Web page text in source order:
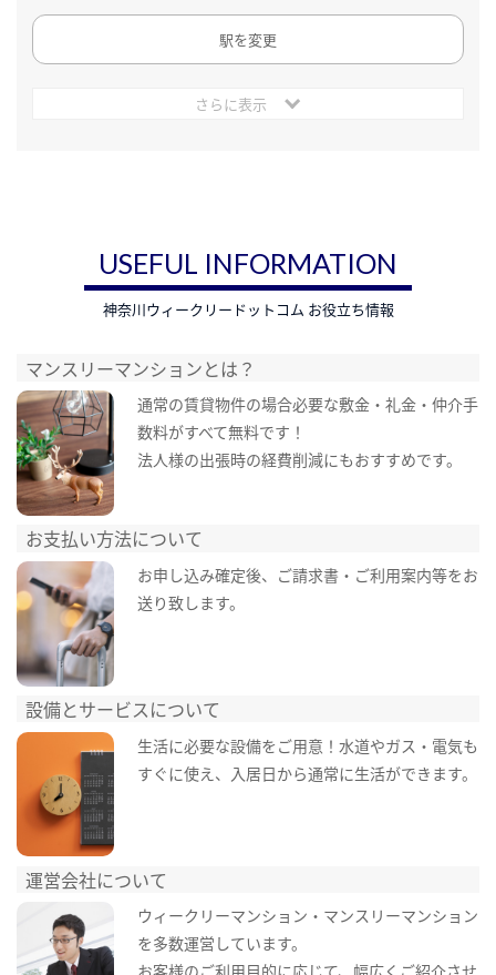
駅を変更
さらに表示
USEFUL INFORMATION
神奈川ウィークリードットコム お役立ち情報
マンスリーマンションとは？
通常の賃貸物件の場合必要な敷金・礼金・仲介手
数料がすべて無料です！
法人様の出張時の経費削減にもおすすめです。
お支払い方法について
お申し込み確定後、ご請求書・ご利用案内等をお
送り致します。
設備とサービスについて
生活に必要な設備をご用意！水道やガス・電気も
すぐに使え、入居日から通常に生活ができます。
運営会社について
ウィークリーマンション・マンスリーマンション
を多数運営しています。